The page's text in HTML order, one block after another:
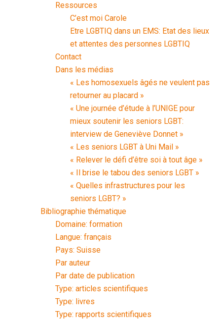
Ressources
C’est moi Carole
Etre LGBTIQ dans un EMS: Etat des lieux
et attentes des personnes LGBTIQ
Contact
Dans les médias
« Les homosexuels âgés ne veulent pas
retourner au placard »
« Une journée d’étude à l’UNIGE pour
mieux soutenir les seniors LGBT:
interview de Geneviève Donnet »
« Les seniors LGBT à Uni Mail »
« Relever le défi d’être soi à tout âge »
« Il brise le tabou des seniors LGBT »
« Quelles infrastructures pour les
seniors LGBT? »
Bibliographie thématique
Domaine: formation
Langue: français
Pays: Suisse
Par auteur
Par date de publication
Type: articles scientifiques
Type: livres
Type: rapports scientifiques